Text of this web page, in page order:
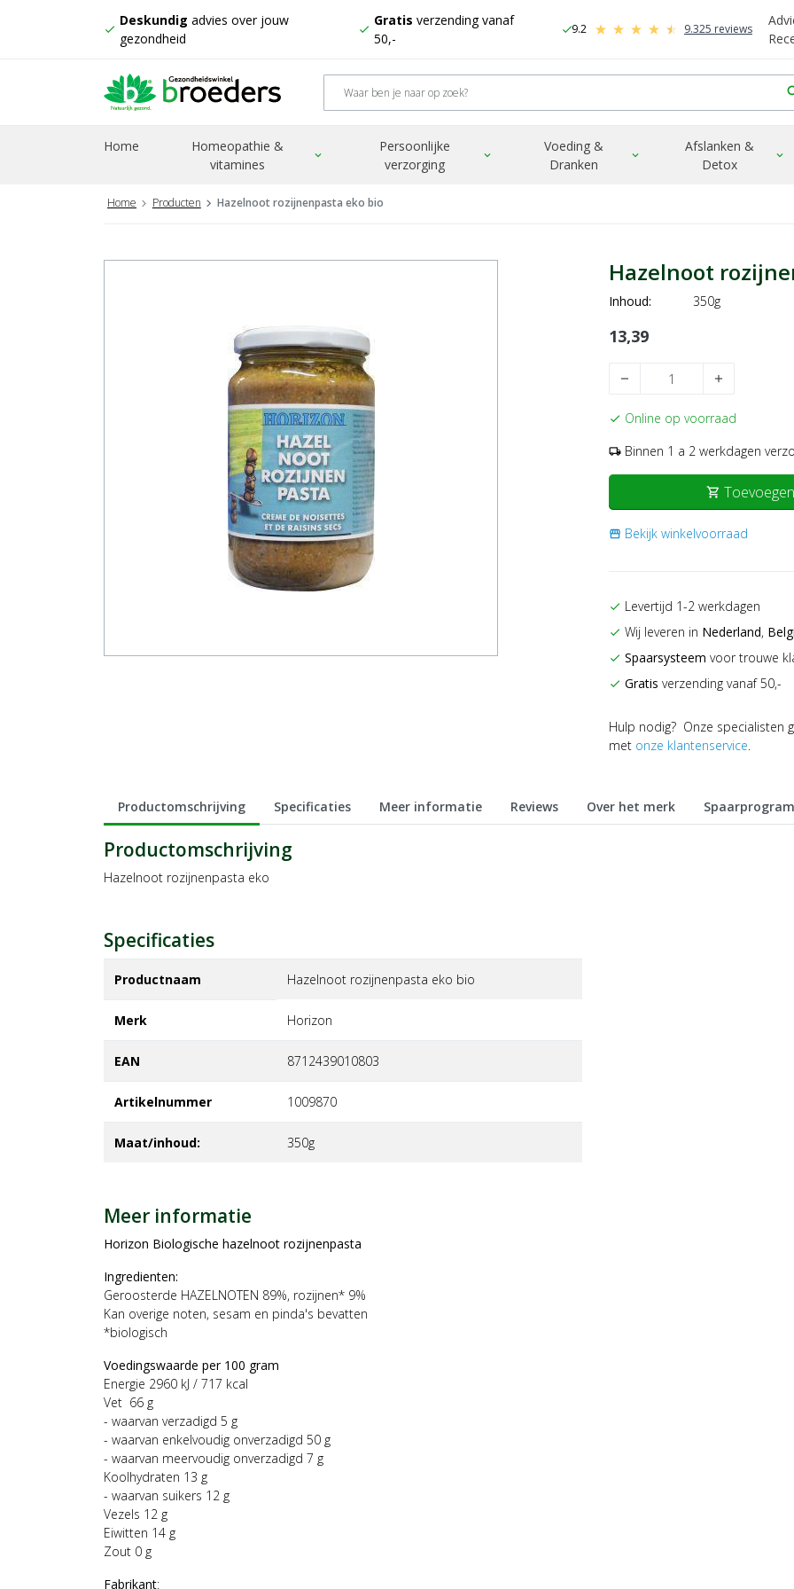
check
Deskundig advies over jouw
gezondheid
check
Gratis verzending vanaf
50,-
check9.2 9.325 reviews
Home
Homeopathie &
vitamines
expand_more
Persoonlijke
verzorging
expand_more
Voeding &
Dranken
expand_more
Afslanken &
Detox
expand_more
Home Producten Hazelnoot rozijnenpasta eko bio
Hazelnoot
Inhoud: 350g
13,39
remove add
check Online op voorraad
local_shipping Binnen 1 a 2 werkdagen
shopping_cart
storefront Bekijk winkelvoorraad
check Levertijd 1-2 werkdagen
check Wij leveren in Nederland,
check Spaarsysteem voor trouwe
check Gratis verzending vanaf 50,-
Hulp nodig? Onze specialisten
met onze klantenservice.
Productomschrijving Specificaties Meer informatie Reviews Over het merk
Productomschrijving
Hazelnoot rozijnenpasta eko
Specificaties
Productnaam Hazelnoot rozijnenpasta eko bio
Merk horizon
EAN 8712439010803
Artikelnummer 1009870
Maat/inhoud: 350g
Meer informatie
Horizon Biologische hazelnoot rozijnenpasta
Ingredienten:
Geroosterde HAZELNOTEN 89%, rozijnen* 9%
Kan overige noten, sesam en pinda's bevatten
*biologisch
Voedingswaarde per 100 gram
Energie 2960 kJ / 717 kcal
Vet 66 g
- waarvan verzadigd 5 g
- waarvan enkelvoudig onverzadigd 50 g
- waarvan meervoudig onverzadigd 7 g
Koolhydraten 13 g
- waarvan suikers 12 g
Vezels 12 g
Eiwitten 14 g
Zout 0 g
Fabrikant: